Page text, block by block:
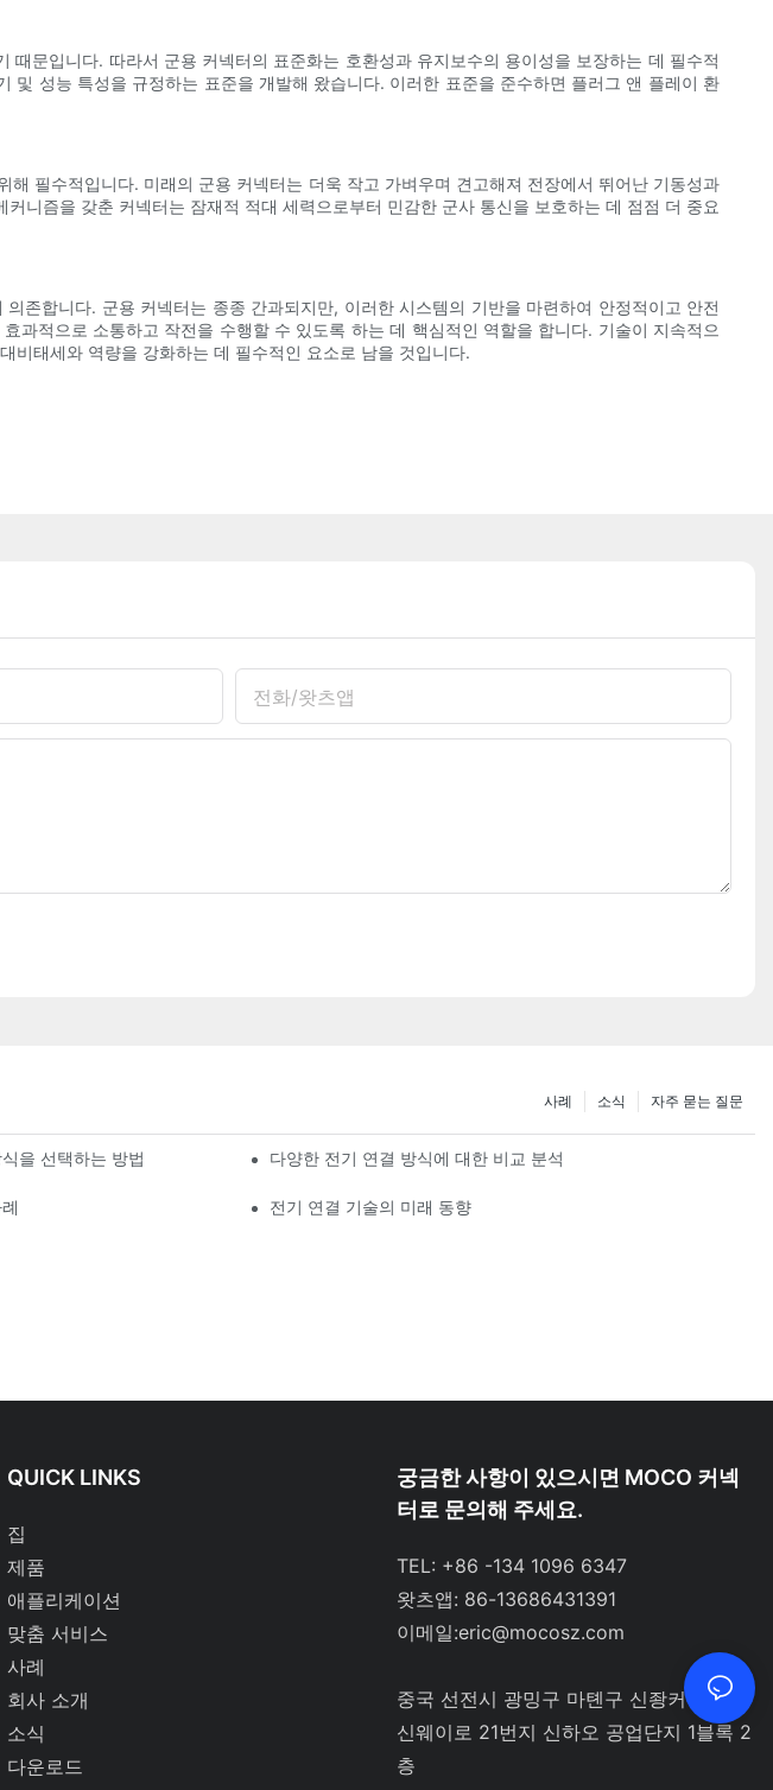
문입니다. 따라서 군용 커넥터의 표준화는 호환성과 유지보수의 용이성을 보장하는 데 필수적
및 성능 특성을 규정하는 표준을 개발해 왔습니다. 이러한 표준을 준수하면 플러그 앤 플레이 환
필수적입니다. 미래의 군용 커넥터는 더욱 작고 가벼우며 견고해져 전장에서 뛰어난 기동성과
니즘을 갖춘 커넥터는 잠재적 적대 세력으로부터 민감한 군사 통신을 보호하는 데 점점 더 중요
존합니다. 군용 커넥터는 종종 간과되지만, 이러한 시스템의 기반을 마련하여 안정적이고 안전
적으로 소통하고 작전을 수행할 수 있도록 하는 데 핵심적인 역할을 합니다. 기술이 지속적으
비태세와 역량을 강화하는 데 필수적인 요소로 남을 것입니다.
전화/왓츠앱
자주 묻는 질문
소식
사례
을 선택하는 방법 다양한 전기 연결 방식에 대한 비교 분석
전기 연결 기술의 미래 동향
QUICK LINKS
집
제품
애플리케이션
맞춤 서비스
사례
회사 소개
소식
다운로드
궁금한 사항이 있으시면 MOCO 커넥
터로 문의해 주세요.
TEL: +86 -134 1096 6347
왓츠앱: 86-13686431391
이메일:eric@mocosz.com
중국 선전시 광밍구 마톈구 신좡커뮤니티
신웨이로 21번지 신하오 공업단지 1블록 2
층